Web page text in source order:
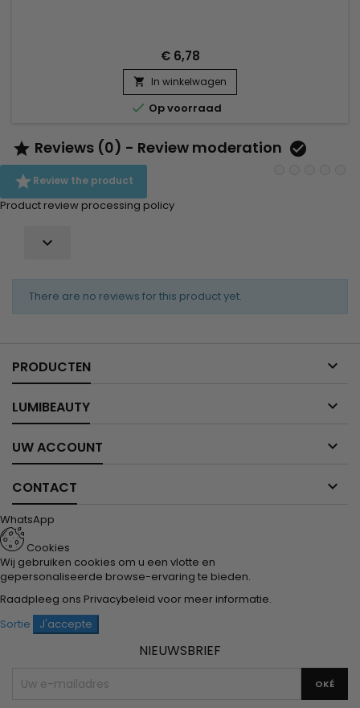
€ 6,78
 In winkelwagen
 Op voorraad
 Reviews (0) - Review moderation 
Review the product
Product review processing policy

There are no reviews for this product yet.
PRODUCTEN 
LUMIBEAUTY 
UW ACCOUNT 
CONTACT 
WhatsApp
Cookies
Wij gebruiken cookies om u een vlotte en
gepersonaliseerde browse-ervaring te bieden.
Raadpleeg ons Privacybeleid voor meer informatie.
Sortie
J'accepte
NIEUWSBRIEF